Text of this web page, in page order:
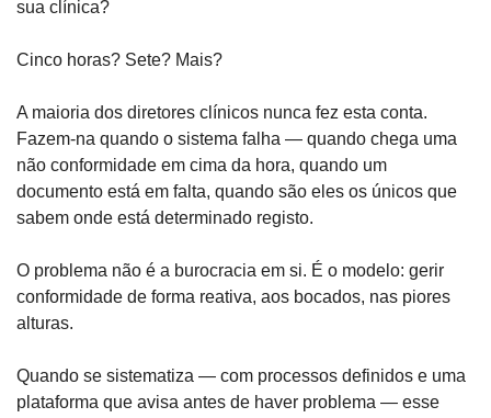
sua clínica?
Cinco horas? Sete? Mais?
A maioria dos diretores clínicos nunca fez esta conta.
Fazem-na quando o sistema falha — quando chega uma
não conformidade em cima da hora, quando um
documento está em falta, quando são eles os únicos que
sabem onde está determinado registo.
O problema não é a burocracia em si. É o modelo: gerir
conformidade de forma reativa, aos bocados, nas piores
alturas.
Quando se sistematiza — com processos definidos e uma
plataforma que avisa antes de haver problema — esse